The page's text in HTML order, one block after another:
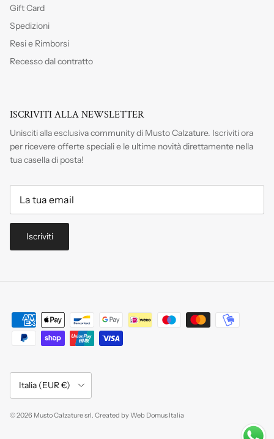
Gift Card
Spedizioni
Resi e Rimborsi
Recesso dal contratto
ISCRIVITI ALLA NEWSLETTER
Unisciti alla esclusiva community di Musto Calzature. Iscrivitiora
per ricevere offerte speciali e le ultime novità direttamente nella
tua casella di posta!
Iscriviti
Paese/Regione
Italia (EUR €)
© 2026 Musto Calzature srl Created byWeb Domus Italia